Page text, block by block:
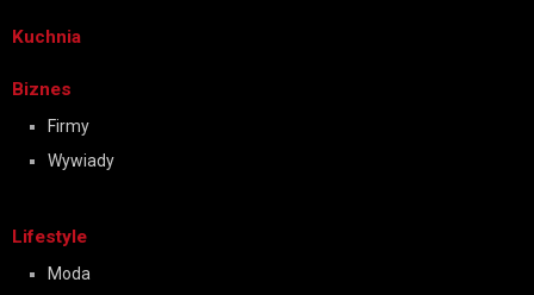
Kuchnia
Biznes
Firmy
Wywiady
Lifestyle
Moda